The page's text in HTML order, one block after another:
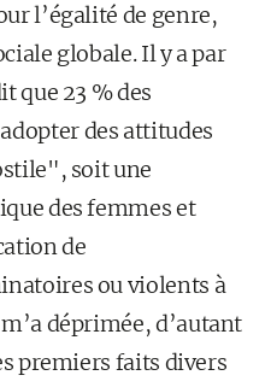
l’égalité de genre,
globale. Il y a par
que 23 % des
des attitudes
soit une
des femmes et
de
ou violents à
déprimée, d’autant
premiers faits divers